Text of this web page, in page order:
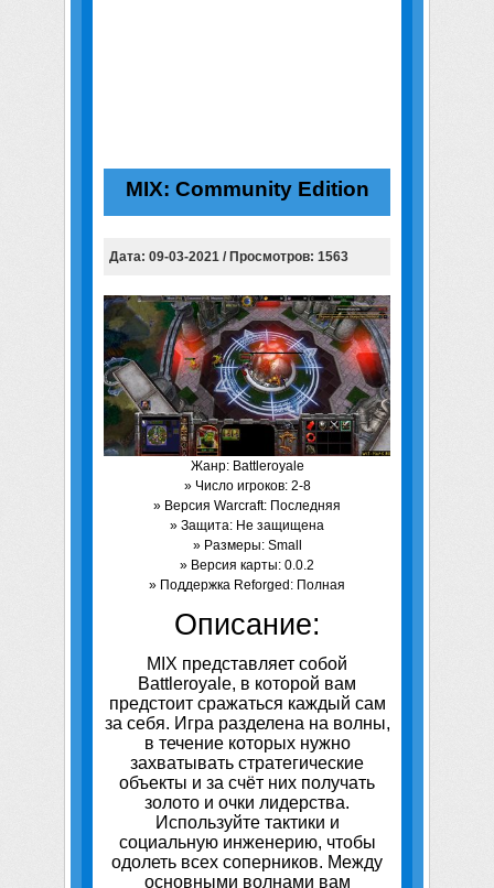
MIX: Community Edition
Дата: 09-03-2021 / Просмотров: 1563
Жанр: Battleroyale
» Число игроков: 2-8
» Версия Warcraft: Последняя
» Защита: Не защищена
» Размеры: Small
» Версия карты: 0.0.2
» Поддержка Reforged: Полная
Описание:
MIX представляет собой
Battleroyale, в которой вам
предстоит сражаться каждый сам
за себя. Игра разделена на волны,
в течение которых нужно
захватывать стратегические
объекты и за счёт них получать
золото и очки лидерства.
Используйте тактики и
социальную инженерию, чтобы
одолеть всех соперников. Между
основными волнами вам